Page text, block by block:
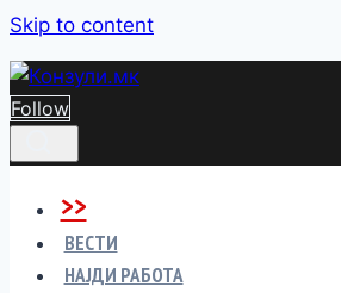
Skip to content
Follow
>>
ВЕСТИ
НАЈДИ РАБОТА